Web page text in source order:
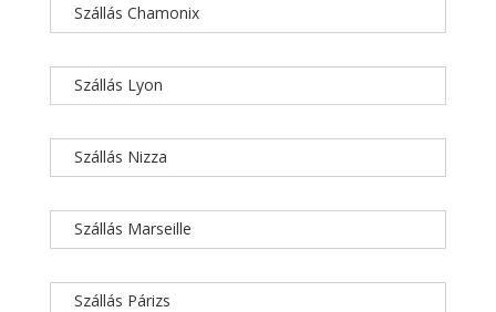
Szállás Chamonix
Szállás Lyon
Szállás Nizza
Szállás Marseille
Szállás Párizs